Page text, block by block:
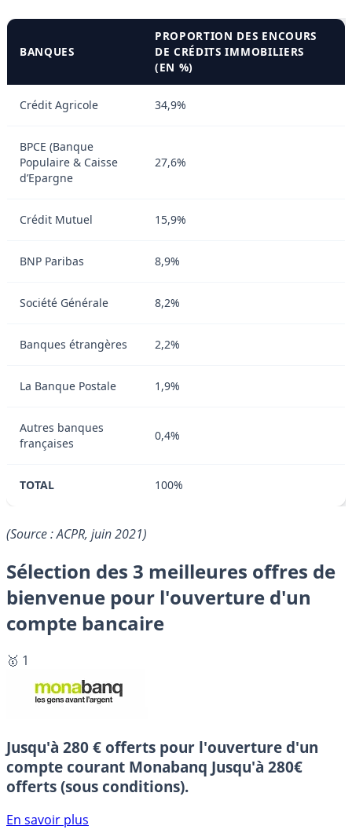
BANQUES
PROPORTION DES ENCOURS
DE CRÉDITS IMMOBILIERS
(EN %)
Crédit Agricole 34,9%
BPCE (Banque
Populaire & Caisse
d’Epargne
27,6%
Crédit Mutuel 15,9%
BNP Paribas 8,9%
Société Générale 8,2%
Banques étrangères 2,2%
La Banque Postale 1,9%
Autres banques
françaises
0,4%
TOTAL 100%
(Source : ACPR, juin 2021)
Sélection des 3 meilleures offres de
bienvenue pour l'ouverture d'un
compte bancaire
🥇 1
Jusqu'à 280 € offerts pour l'ouverture d'un
compte courant Monabanq Jusqu'à 280€
offerts (sous conditions).
En savoir plus